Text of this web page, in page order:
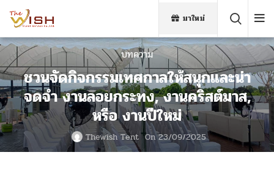
มาใหม่
บทความ
ชวนจัดกิจกรรมเทศกาลให้สนุกและน่า
จดจำ งานลอยกระทง, งานคริสต์มาส,
หรือ งานปีใหม่
Thewish Tent On 23/09/2025